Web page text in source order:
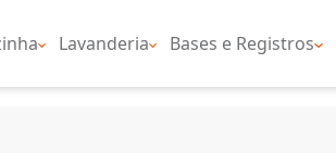
Cozinha Lavanderia